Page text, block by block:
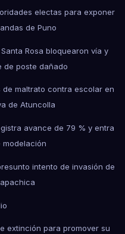
electas para exponer
de Puno
Rosa bloquearon vía y
de poste dañado
maltrato contra escolar en
de Atuncolla
avance de 79 % y entra
intento de invasión de
extinción para promover su